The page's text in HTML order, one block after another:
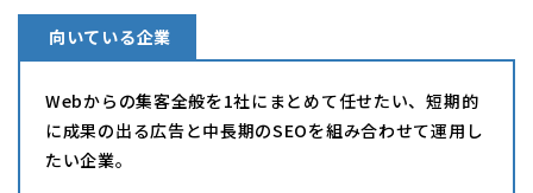
向いている企業
Webからの集客全般を1社にまとめて任せたい、短期的
に成果の出る広告と中長期のSEOを組み合わせて運用し
たい企業。